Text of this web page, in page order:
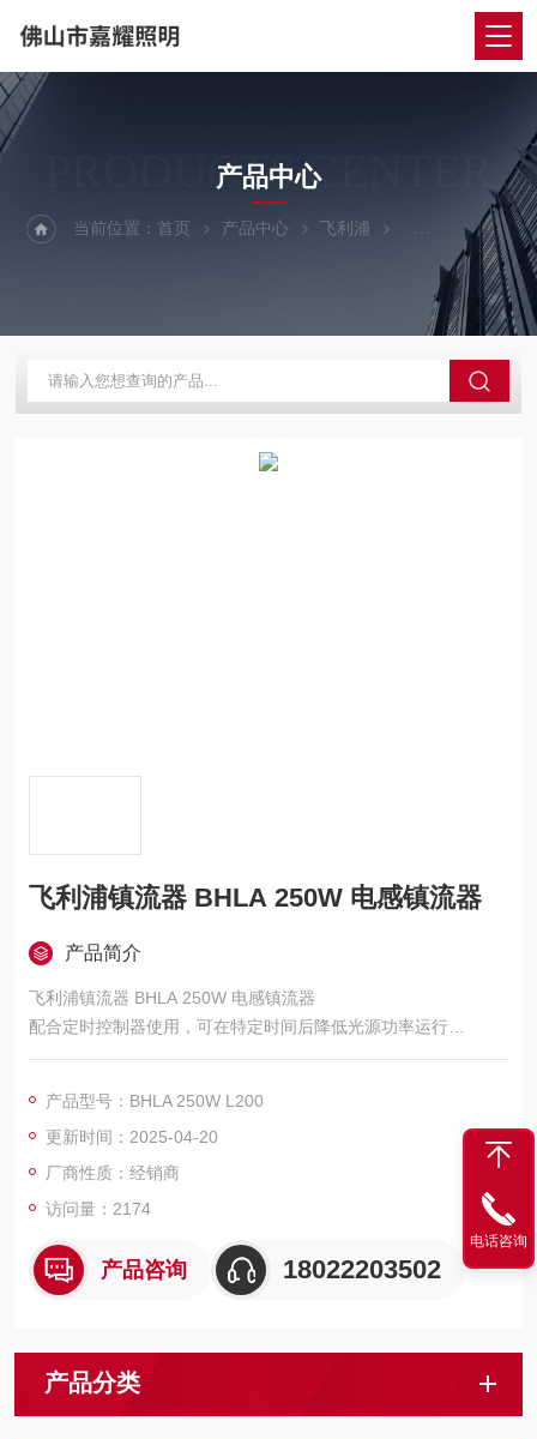
PRODUCTS CENTER
产品中心
当前位置：首页 产品中心 飞利浦 飞利浦镇流器
飞利浦镇流器 BHLA 250W 电感镇流器
产品简介
飞利浦镇流器 BHLA 250W 电感镇流器
配合定时控制器使用，可在特定时间后降低光源功率运行
可在道路非高峰时段内减少能耗，实现显著节能
产品型号：BHLA 250W L200
更新时间：2025-04-20
厂商性质：经销商
访问量：2174
产品咨询 18022203502
产品分类
电话咨询